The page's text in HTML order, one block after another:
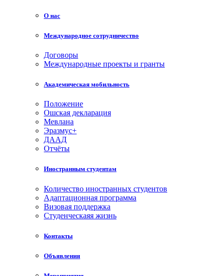
О нас
Международное сотрудничество
Договоры
Международные проекты и гранты
Академическая мобильность
Положение
Ошская декларация
Мевлана
Эразмус+
ДААД
Отчёты
Иностранным студентам
Количество иностранных студентов
Адаптационная программа
Визовая поддержка
Студенческаяя жизнь
Контакты
Объявления